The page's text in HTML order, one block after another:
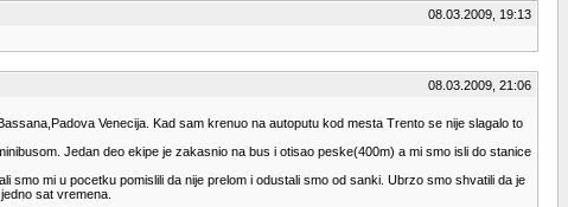
08.03.2009, 19:13
08.03.2009, 21:06
Venecija. Kad sam krenuo na autoputu kod mesta Trento se nije slagalo to
Jedan deo ekipe je zakasnio na bus i otisao peske(400m) a mi smo isli do stanice
mi u pocetku pomislili da nije prelom i odustali smo od sanki. Ubrzo smo shvatili da je
sat vremena.